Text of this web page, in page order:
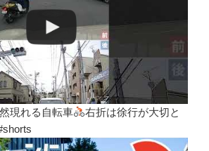
現れる自転車
右折は徐行が大切と